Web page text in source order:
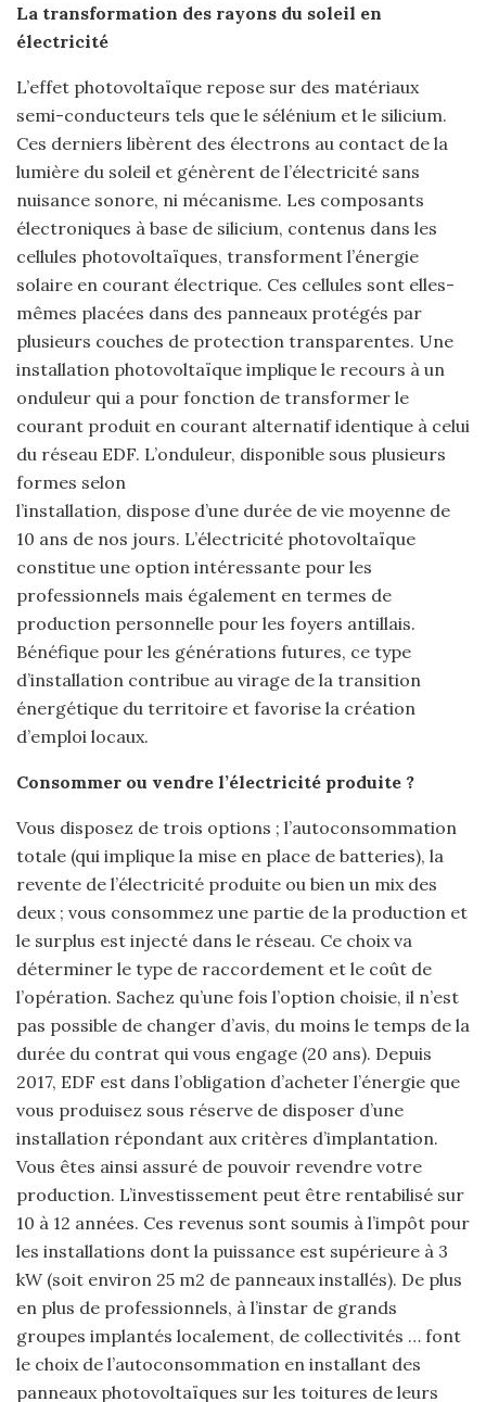
La transformation des rayons du soleil en
électricité
L’effet photovoltaïque repose sur des matériaux
semi-conducteurs tels que le sélénium et le silicium.
Ces derniers libèrent des électrons au contact de la
lumière du soleil et génèrent de l’électricité sans
nuisance sonore, ni mécanisme. Les composants
électroniques à base de silicium, contenus dans les
cellules photovoltaïques, transforment l’énergie
solaire en courant électrique. Ces cellules sont elles-
mêmes placées dans des panneaux protégés par
plusieurs couches de protection transparentes. Une
installation photovoltaïque implique le recours à un
onduleur qui a pour fonction de transformer le
courant produit en courant alternatif identique à celui
du réseau EDF. L’onduleur, disponible sous plusieurs
formes selon
l’installation, dispose d’une durée de vie moyenne de
10 ans de nos jours. L’électricité photovoltaïque
constitue une option intéressante pour les
professionnels mais également en termes de
production personnelle pour les foyers antillais.
Bénéfique pour les générations futures, ce type
d’installation contribue au virage de la transition
énergétique du territoire et favorise la création
d’emploi locaux.
Consommer ou vendre l’électricité produite ?
Vous disposez de trois options ; l’autoconsommation
totale (qui implique la mise en place de batteries), la
revente de l’électricité produite ou bien un mix des
deux ; vous consommez une partie de la production et
le surplus est injecté dans le réseau. Ce choix va
déterminer le type de raccordement et le coût de
l’opération. Sachez qu’une fois l’option choisie, il n’est
pas possible de changer d’avis, du moins le temps de la
durée du contrat qui vous engage (20 ans). Depuis
2017, EDF est dans l’obligation d’acheter l’énergie que
vous produisez sous réserve de disposer d’une
installation répondant aux critères d’implantation.
Vous êtes ainsi assuré de pouvoir revendre votre
production. L’investissement peut être rentabilisé sur
10 à 12 années. Ces revenus sont soumis à l’impôt pour
les installations dont la puissance est supérieure à 3
kW (soit environ 25 m2 de panneaux installés). De plus
en plus de professionnels, à l’instar de grands
groupes implantés localement, de collectivités … font
le choix de l’autoconsommation en installant des
panneaux photovoltaïques sur les toitures de leurs